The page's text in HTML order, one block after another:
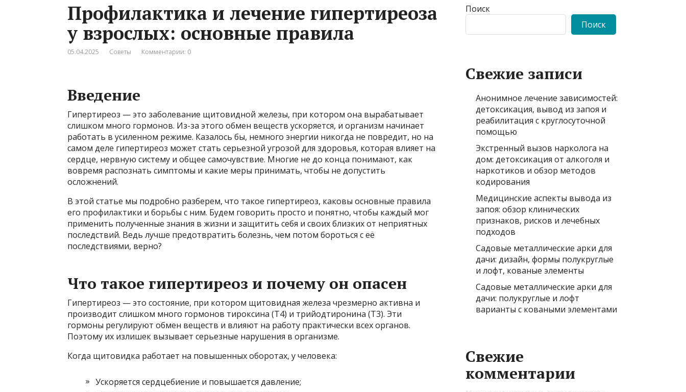
Профилактика и лечение гипертиреоза
у взрослых: основные правила
05.04.2025 Советы Комментарии: 0
Введение
Гипертиреоз — это заболевание щитовидной железы, при котором она вырабатывает
слишком много гормонов. Из-за этого обмен веществ ускоряется, и организм начинает
работать в усиленном режиме. Казалось бы, немного энергии никогда не повредит, но на
самом деле гипертиреоз может стать серьезной угрозой для здоровья, которая влияет на
сердце, нервную систему и общее самочувствие. Многие не до конца понимают, как
вовремя распознать симптомы и какие меры принимать, чтобы не допустить
осложнений.
В этой статье мы подробно разберем, что такое гипертиреоз, каковы основные правила
его профилактики и борьбы с ним. Будем говорить просто и понятно, чтобы каждый мог
применить полученные знания в жизни и защитить себя и своих близких от неприятных
последствий. Ведь лучше предотвратить болезнь, чем потом бороться с её
последствиями, верно?
Что такое гипертиреоз и почему он опасен
Гипертиреоз — это состояние, при котором щитовидная железа чрезмерно активна и
производит слишком много гормонов тироксина (Т4) и трийодтиронина (Т3). Эти
гормоны регулируют обмен веществ и влияют на работу практически всех органов.
Поэтому их излишек вызывает серьезные нарушения в организме.
Когда щитовидка работает на повышенных оборотах, у человека:
Ускоряется сердцебиение и повышается давление;
Поиск
Поиск
Свежие записи
Анонимное лечение зависимостей:
детоксикация, вывод из запоя и
реабилитация с круглосуточной
помощью
Экстренный вызов нарколога на
дом: детоксикация от алкоголя и
наркотиков и обзор методов
кодирования
Медицинские аспекты вывода из
запоя: обзор клинических
признаков, рисков и лечебных
подходов
Садовые металлические арки для
дачи: дизайн, формы полукруглые
и лофт, кованые элементы
Садовые металлические арки для
дачи: полукруглые и лофт
варианты с коваными элементами
Свежие
комментарии